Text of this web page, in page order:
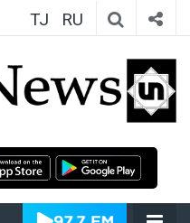
TJ RU